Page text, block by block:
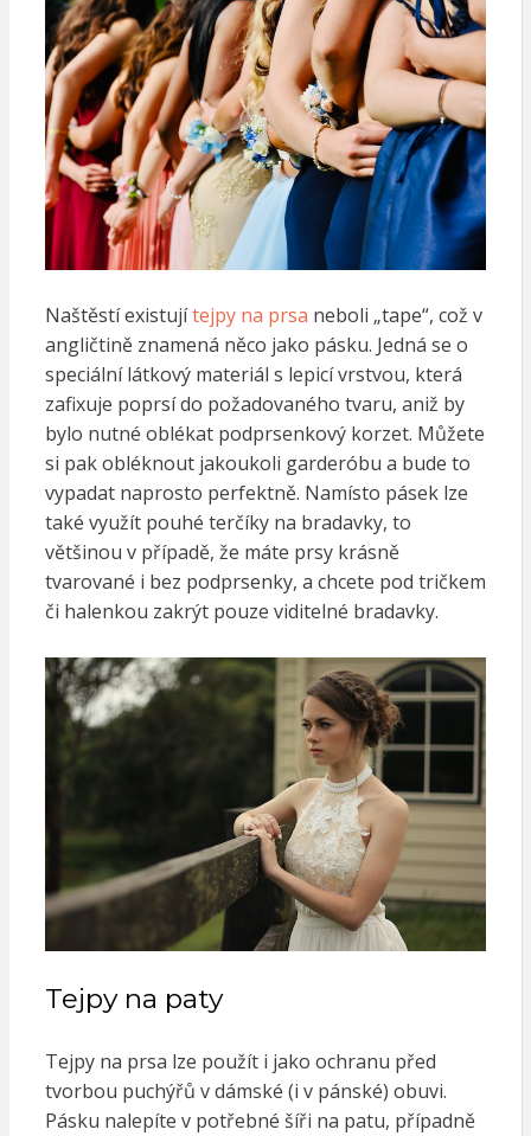
Naštěstí existujítejpy na prsa neboli „tape“, což v
angličtině znamená něco jako pásku. Jedná se o
speciální látkový materiál s lepicí vrstvou, která
zafixuje poprsí do požadovaného tvaru, aniž by
bylo nutné oblékat podprsenkový korzet. Můžete
si pak obléknout jakoukoli garderóbu a bude to
vypadat naprosto perfektně. Namísto pásek lze
také využít pouhé terčíky na bradavky, to
většinou v případě, že máte prsy krásně
tvarované i bez podprsenky, a chcete pod tričkem
či halenkou zakrýt pouze viditelné bradavky.
Tejpy na paty
Tejpy na prsa lze použít i jako ochranu před
tvorbou puchýřů v dámské (i v pánské) obuvi.
Pásku nalepíte v potřebné šíři na patu, případně